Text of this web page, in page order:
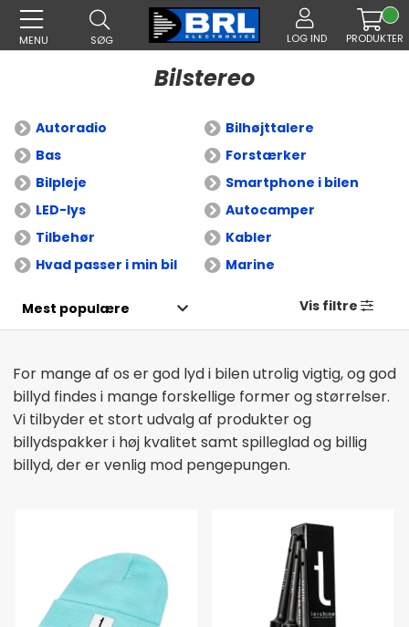
MENU SØG LOG IND PRODUKTER
Bilstereo
Autoradio
Bilhøjttalere
Bas
Forstærker
Bilpleje
Smartphone i bilen
LED-lys
Autocamper
Tilbehør
Kabler
Hvad passer i min bil
Marine
For mange af os er god lyd i bilen utrolig vigtig, og god
billyd findes i mange forskellige former og størrelser.
Vi tilbyder et stort udvalg af produkter og
billydspakker i høj kvalitet samt spilleglad og billig
billyd, der er venlig mod pengepungen.
Vis filtre